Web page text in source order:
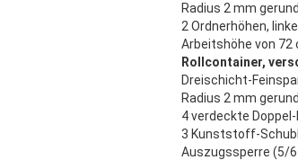
Radius 2 mm
2 Ordnerhöhen,
Arbeitshöhe von 72
Rollcontainer,
Dreischicht-
Radius 2 mm
4 verdeckte Doppel-
3 Kunststoff-
Auszugssperre (5/6